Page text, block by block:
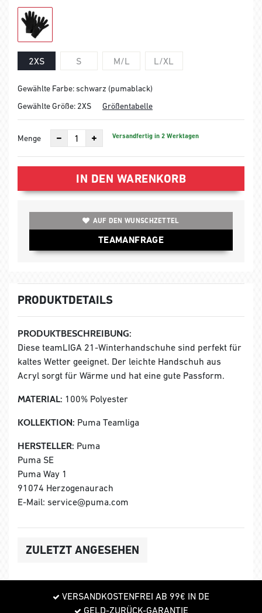
2XS S M/L L/XL
Gewählte Farbe: schwarz (pumablack)
Gewählte Größe: 2XS Größentabelle
Menge Versandfertig in 2 Werktagen
IN DEN WARENKORB
AUF DEN WUNSCHZETTEL
TEAMANFRAGE
PRODUKTDETAILS
PRODUKTBESCHREIBUNG:
Diese teamLIGA 21-Winterhandschuhe sind perfekt für
kaltes Wetter geeignet. Der leichte Handschuh aus
Acryl sorgt für Wärme und hat eine gute Passform.
MATERIAL: 100% Polyester
KOLLEKTION: Puma Teamliga
HERSTELLER: Puma
Puma SE
Puma Way 1
91074 Herzogenaurach
E-Mail: service@puma.com
ZULETZT ANGESEHEN
VERSANDKOSTENFREI AB 99€ IN DE
GELD-ZURÜCK-GARANTIE